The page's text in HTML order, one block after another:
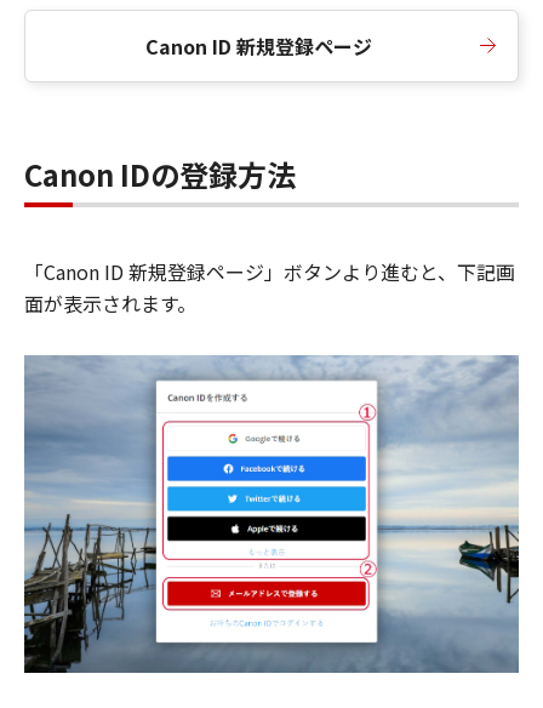
Canon ID 新規登録ページ
Canon IDの登録方法
「Canon ID 新規登録ページ」ボタンより進むと、下記画
面が表示されます。